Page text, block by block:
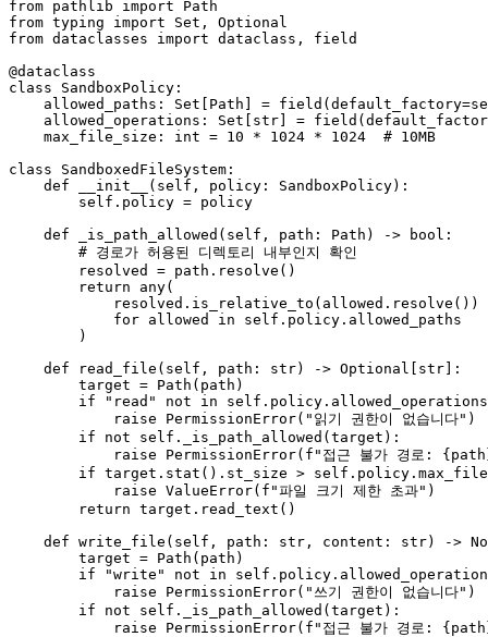
from pathlib import
from typing import Set , Optional
from dataclasses import dataclass, field
@dataclass
class
SandboxPolicy :
    allowed_paths:
Set [Path] = field(default_factory=
    allowed_operations:
Set str ] =
    max_file_size:
int = 10 * 1024 * 1024
# 10MB
class
SandboxedFileSystem :
def
__init__ ( self, policy: SandboxPolicy):
self .policy = policy
def
_is_path_allowed ( self, path: Path ) -> bool :
# 경로가 허용된 디렉토리 내부인지 확인
        resolved = path.resolve()
return
any(
            resolved.is_relative_to(allowed.resolve())
for allowed in self .policy.allowed_paths
        )
def
read_file ( self, path: str) -> Optional str ]:
        target = Path(path)
if
"read" not in self
raise PermissionError( "읽기 권한이 없습니다" )
if
not self ._is_path_allowed(target):
raise PermissionError( f"접근 불가 경로:
if target.stat().st_size > self
raise ValueError( f"파일 크기 제한 초과" )
return target.read_text()
def write_file ( self, path: str , content: str) ->
        target = Path(path)
if
"write" not in self
raise PermissionError( "쓰기 권한이 없습니다" )
if
not self ._is_path_allowed(target):
raise PermissionError( f"접근 불가 경로: